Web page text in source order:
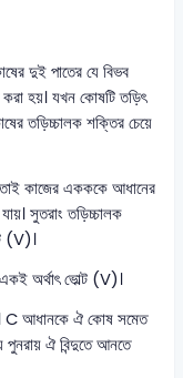
দুই পাতের যে বিভব
করা হয়। যখন কোষটি তড়িৎ
তড়িচ্চালক শক্তির চেয়ে
কাজের একককে আধানের
সুতরাং তড়িচ্চালক
(V)।
অর্থাৎ ভোল্ট (V)।
C আধানকে ঐ কোষ সমেত
পুনরায় ঐ বিন্দুতে আনতে